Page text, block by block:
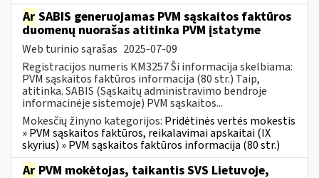
Ar SABIS generuojamas PVM sąskaitos faktūros
duomenų nuorašas atitinka PVM įstatyme
Web turinio sąrašas 2025-07-09
Registracijos numeris KM3257 Ši informacija skelbiama:
PVM sąskaitos faktūros informacija (80 str.) Taip,
atitinka. SABIS (Sąskaitų administravimo bendroje
informacinėje sistemoje) PVM sąskaitos...
Mokesčių žinyno kategorijos: Pridėtinės vertės mokestis
» PVM sąskaitos faktūros, reikalavimai apskaitai (IX
skyrius) » PVM sąskaitos faktūros informacija (80 str.)
Ar PVM mokėtojas, taikantis SVS Lietuvoje,